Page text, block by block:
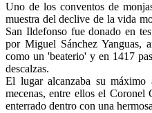
Uno de los conventos de
muestra del declive de la vida
San Ildefonso fue donado en
por Miguel Sánchez Yanguas,
como un 'beaterio' y en 1417
descalzas.
El lugar alcanzaba su
mecenas, entre ellos el Coronel
enterrado dentro con una